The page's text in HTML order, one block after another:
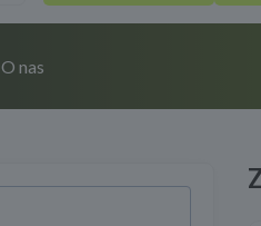
O nas